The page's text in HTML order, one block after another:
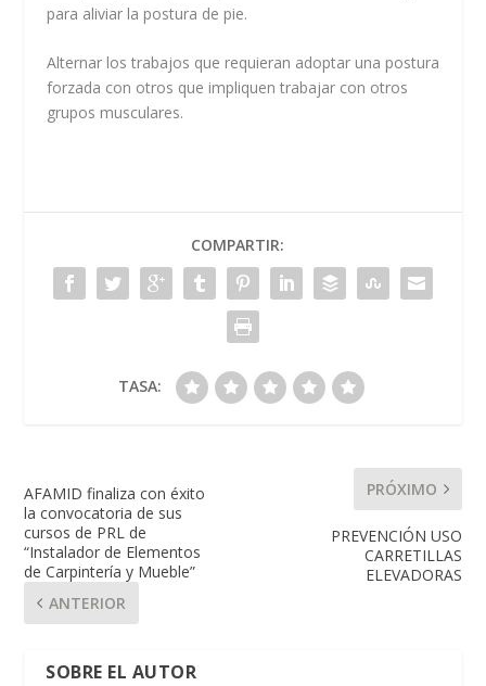
para aliviar la postura de pie.
Alternar los trabajos que requieran adoptar una postura
forzada con otros que impliquen trabajar con otros
grupos musculares.
COMPARTIR:
TASA:
AFAMID finaliza con éxito
la convocatoria de sus
cursos de PRL de
“Instalador de Elementos
de Carpintería y Mueble”
ANTERIOR
PRÓXIMO
PREVENCIÓN USO
CARRETILLAS
ELEVADORAS
SOBRE EL AUTOR